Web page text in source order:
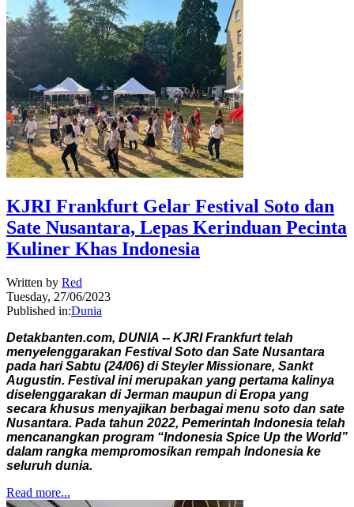
KJRI Frankfurt Gelar Festival Soto dan
Sate Nusantara, Lepas Kerinduan Pecinta
Kuliner Khas Indonesia
Written by Red
Tuesday, 27/06/2023
Published in:Dunia
Detakbanten.com, DUNIA -- KJRI Frankfurt telah
menyelenggarakan Festival Soto dan Sate Nusantara
pada hari Sabtu (24/06) di Steyler Missionare, Sankt
Augustin. Festival ini merupakan yang pertama kalinya
diselenggarakan di Jerman maupun di Eropa yang
secara khusus menyajikan berbagai menu soto dan sate
Nusantara. Pada tahun 2022, Pemerintah Indonesia telah
mencanangkan program “Indonesia Spice Up the World”
dalam rangka mempromosikan rempah Indonesia ke
seluruh dunia.
Read more...